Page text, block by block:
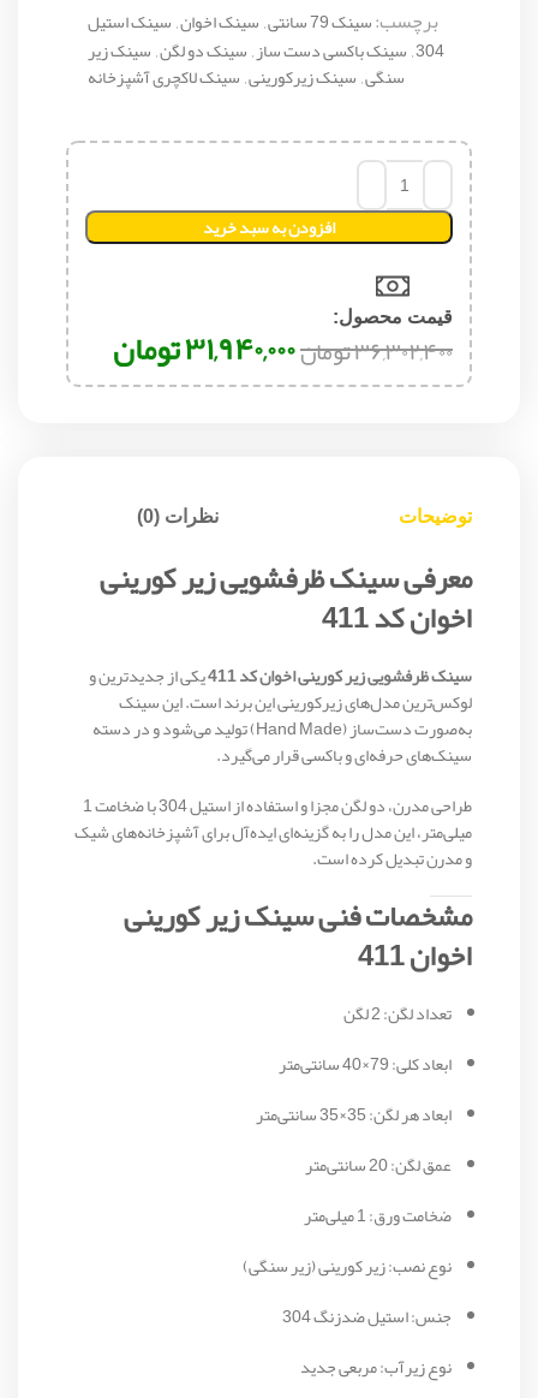
برچسب:سینک 79 سانتی ,سینک اخوان,سینک استیل
304
,سینک باکسی دست ساز,سینک دو لگن,سینک زیر
سنگی,سینک زیرکورینی,سینک لاکچری آشپزخانه
افزودن به سبد خرید
قیمت محصول:​
۳۶,۳۰۲,۴۰۰تومان۳۱,۹۴۰,۰۰۰تومان
توضیحات نظرات (0)
معرفی سینک ظرفشویی زیر کورینی
اخوان کد 411
سینک ظرفشویی زیر کورینی اخوان کد 411 یکی از جدیدترین و
لوکس‌ترین مدل‌های زیرکورینی این برند است. این سینک
به‌صورت دست‌ساز (Hand Made) تولید می‌شود و در دسته
سینک‌های حرفه‌ای و باکسی قرار می‌گیرد.
طراحی مدرن، دو لگن مجزا و استفاده از استیل 304 با ضخامت 1
میلی‌متر، این مدل را به گزینه‌ای ایده‌آل برای آشپزخانه‌های شیک
و مدرن تبدیل کرده است.
مشخصات فنی سینک زیر کورینی
اخوان 411
تعداد لگن: 2 لگن
ابعاد کلی: 79×40 سانتی‌متر
ابعاد هر لگن: 35×35 سانتی‌متر
عمق لگن: 20 سانتی‌متر
ضخامت ورق: 1 میلی‌متر
نوع نصب: زیر کورینی (زیر سنگی)
جنس: استیل ضدزنگ 304
نوع زیرآب: مربعی جدید